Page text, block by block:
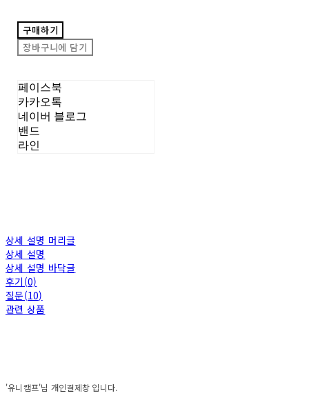
구매하기
장바구니에 담기
페이스북
카카오톡
네이버 블로그
밴드
라인
상세 설명 머리글
상세 설명
상세 설명 바닥글
후기(0)
질문(10)
관련 상품
'유니캠프'님 개인결제창 입니다.